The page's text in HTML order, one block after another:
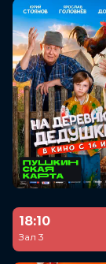
18:10
Зал 3